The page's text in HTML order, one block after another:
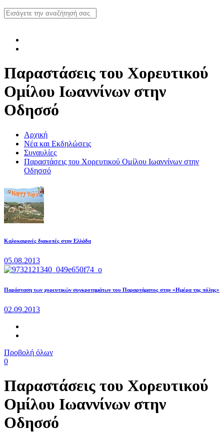
Παραστάσεις του Χορευτικού
Ομίλου Ιωαννίνων στην
Οδησσό
Αρχική
Νέα και Εκδηλώσεις
Συναυλίες
Παραστάσεις του Χορευτικού Ομίλου Ιωαννίνων στην
Οδησσό
Καλοκαιρινές διακοπές στην Ελλάδα
05.08.2013
Παράσταση των χορευτικών συγκροτημάτων του Παραρτήματος στην «Ημέρα της πόλης»
02.09.2013
Προβολή όλων
0
Παραστάσεις του Χορευτικού
Ομίλου Ιωαννίνων στην
Οδησσό